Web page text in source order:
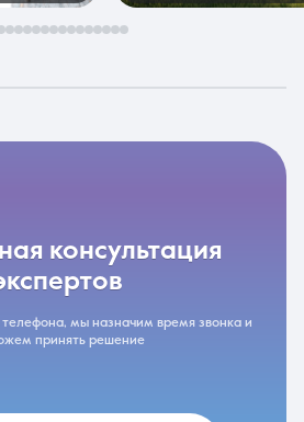
мы назначим время звонка и
принять решение